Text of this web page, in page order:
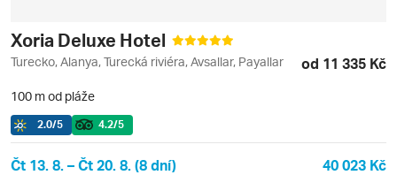
Xoria Deluxe Hotel
Turecko, Alanya, Turecká riviéra, Avsallar, Payallar od 11 335 Kč
100 m od pláže
2.0/5 4.2/5
Čt 13. 8. – Čt 20. 8. (8 dní) 40 023 Kč